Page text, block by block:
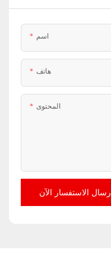
اسم
هاتف
المحتوى
الاستفسار الآن